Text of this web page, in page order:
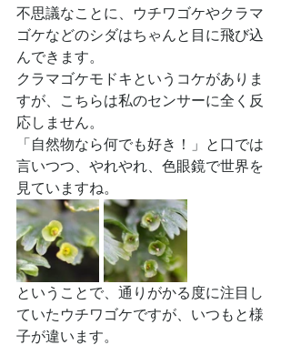
不思議なことに、ウチワゴケやクラマ
ゴケなどのシダはちゃんと目に飛び込
んできます。
クラマゴケモドキというコケがありま
すが、こちらは私のセンサーに全く反
応しません。
「自然物なら何でも好き！」と口では
言いつつ、やれやれ、色眼鏡で世界を
見ていますね。
ということで、通りがかる度に注目し
ていたウチワゴケですが、いつもと様
子が違います。